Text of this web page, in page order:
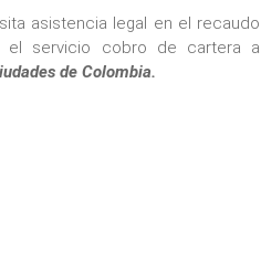
asistencia legal en el recaudo
el servicio cobro de cartera a
de Colombia.